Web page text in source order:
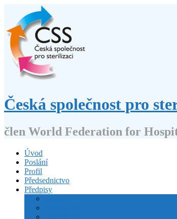
obsahu
webu
Česká společnost pro
člen World Federation for
Úvod
Poslání
Profil
Předsednictvo
Předpisy